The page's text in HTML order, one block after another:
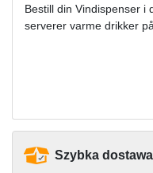
Bestill din Vindispenser i
serverer varme drikker
Szybka dostawa